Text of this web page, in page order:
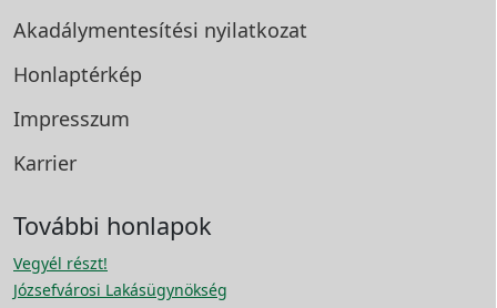
Akadálymentesítési nyilatkozat
Honlaptérkép
Impresszum
Karrier
További honlapok
Vegyél részt!
Józsefvárosi Lakásügynökség